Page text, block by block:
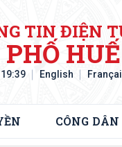
TIN ĐIỆN
HUẾ
English
CÔNG DÂN